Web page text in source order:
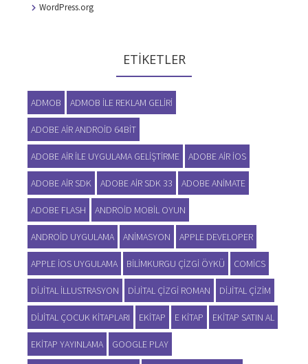
WordPress.org
ETIKETLER
ADMOB ADMOB ILE REKLAM GELIRI
ADOBE AIR ANDROID 64BIT
ADOBE AIR ILE UYGULAMA GELIŞTIRME ADOBE AIR IOS
ADOBE AIR SDK ADOBE AIR SDK 33 ADOBE ANIMATE
ADOBE FLASH ANDROID MOBIL OYUN
ANDROID UYGULAMA ANIMASYON APPLE DEVELOPER
APPLE IOS UYGULAMA BILIMKURGU ÇIZGI ÖYKÜ COMICS
DIJITAL ILLUSTRASYON DIJITAL ÇIZGI ROMAN DIJITAL ÇIZIM
DIJITAL ÇOCUK KITAPLARI EKITAP E KITAP EKITAP SATIN AL
EKITAP YAYINLAMA GOOGLE PLAY